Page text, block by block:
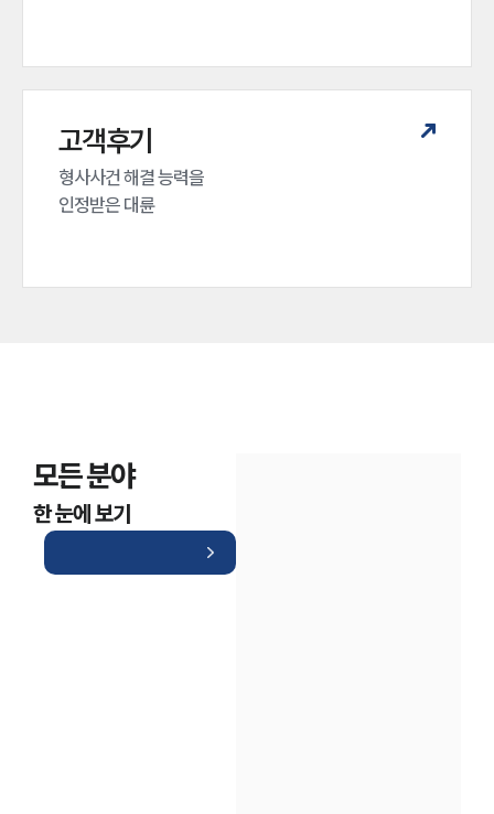
고객후기
형사사건 해결 능력을
인정받은 대륜
모든 분야
한 눈에 보기